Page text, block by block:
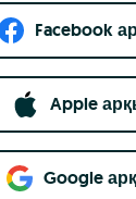
Facebook
Apple
Google